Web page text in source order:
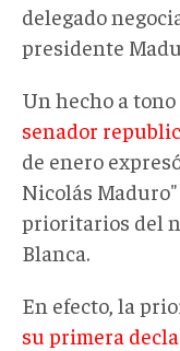
delegado
presidente
Un hecho a tono
senador
de enero
Nicolás
prioritarios del
Blanca.
En efecto, la
su primera